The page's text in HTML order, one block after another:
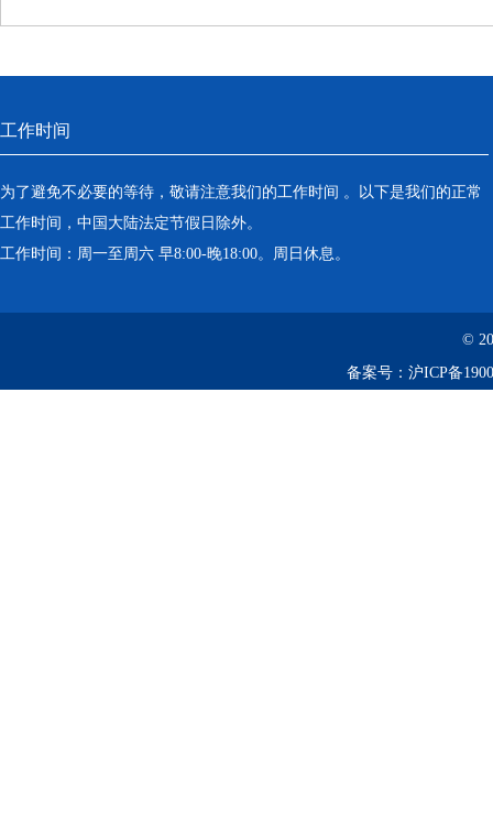
工作时间
为了避免不必要的等待，敬请注意我们的工作时间 。以下是我们的正常
工作时间，中国大陆法定节假日除外。
工作时间：周一至周六 早8:00-晚18:00。周日休息。
©
备案号： 沪ICP备